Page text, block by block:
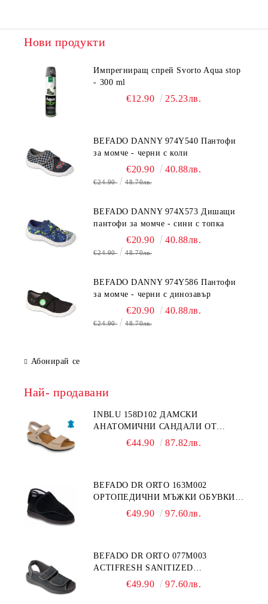
Нови продукти
Импрегниращ спрей Svorto Aqua stop
- 300 ml
€12.90 25.23лв.
BEFADO DANNY 974Y540 Пантофи
за момче - черни с коли
€20.90 40.88лв.
€24.90 48.70лв.
BEFADO DANNY 974X573 Дишащи
пантофи за момче - сини с топка
€20.90 40.88лв.
€24.90 48.70лв.
BEFADO DANNY 974Y586 Пантофи
за момче - черни с динозавър
€20.90 40.88лв.
€24.90 48.70лв.
Абонирай се
Най- продавани
INBLU 158D102 ДАМСКИ
АНАТОМИЧНИ САНДАЛИ ОТ
ЕСТЕСТВЕНА КОЖА, БЕЖОВИ
€44.90 87.82лв.
BEFADO DR ORTO 163M002
ОРТОПЕДИЧНИ МЪЖКИ ОБУВКИ
ЗА ГИПСИРАН ИЛИ СВРЪХ
€49.90 97.60лв.
BEFADO DR ORTO 077M003
ACTIFRESH SANITIZED
ОРТОПЕДИЧНИ САНДАЛИ ЗА
€49.90 97.60лв.